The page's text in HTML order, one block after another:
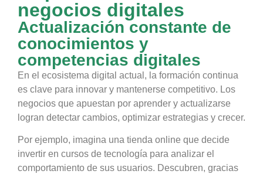
negocios digitales
Actualización constante de
conocimientos y
competencias digitales
En el ecosistema digital actual, la formación continua
es clave para innovar y mantenerse competitivo. Los
negocios que apuestan por aprender y actualizarse
logran detectar cambios, optimizar estrategias y crecer.
Por ejemplo, imagina una tienda online que decide
invertir en cursos de tecnología para analizar el
comportamiento de sus usuarios. Descubren, gracias